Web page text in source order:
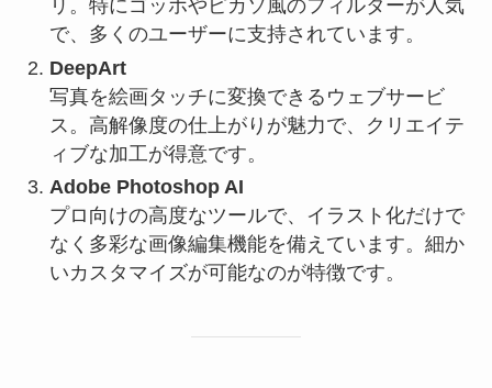
リ。特にゴッホやピカソ風のフィルターが人気
で、多くのユーザーに支持されています。
DeepArt
写真を絵画タッチに変換できるウェブサービ
ス。高解像度の仕上がりが魅力で、クリエイテ
ィブな加工が得意です。
Adobe Photoshop AI
プロ向けの高度なツールで、イラスト化だけで
なく多彩な画像編集機能を備えています。細か
いカスタマイズが可能なのが特徴です。